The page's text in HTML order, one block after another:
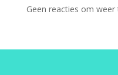
Geen reacties om weer